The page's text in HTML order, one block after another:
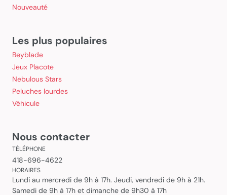
Nouveauté
Les plus populaires
Beyblade
Jeux Placote
Nebulous Stars
Peluches lourdes
Véhicule
Nous contacter
TÉLÉPHONE
418-696-4622
HORAIRES
Lundi au mercredi de 9h à 17h. Jeudi, vendredi de 9h à 21h.
Samedi de 9h à 17h et dimanche de 9h30 à 17h